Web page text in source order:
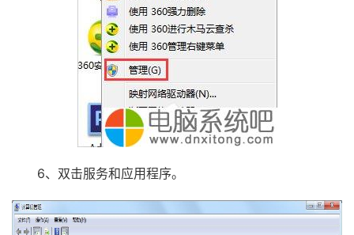
6、双击服务和应用程序。